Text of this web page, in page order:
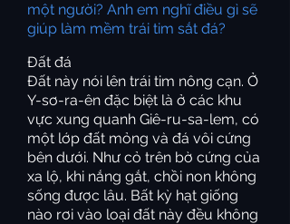
một người? Anh em nghĩ điều gì sẽ
giúp làm mềm trái tim sắt đá?
Đất đá
Đất này nói lên trái tim nông cạn. Ở
Y-sơ-ra-ên đặc biệt là ở các khu
vực xung quanh Giê-ru-sa-lem, có
một lớp đất mỏng và đá vôi cứng
bên dưới. Như cỏ trên bờ cứng của
xa lộ, khi nắng gắt, chồi non không
sống được lâu. Bất kỳ hạt giống
nào rơi vào loại đất này đều không